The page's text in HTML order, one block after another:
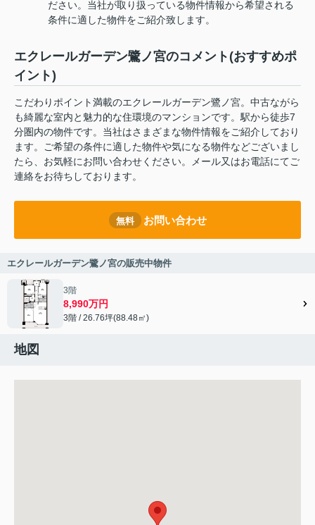
ださい。当社が取り扱っている物件情報から希望される
条件に適した物件をご紹介致します。
エクレールガーデン鷺ノ宮のコメント(おすすめポ
イント)
こだわりポイント満載のエクレールガーデン鷺ノ宮。中古ながら
も綺麗な室内と魅力的な住環境のマンションです。駅から徒歩7
分圏内の物件です。当社はさまざまな物件情報をご紹介しており
ます。ご希望の条件に適した物件や気になる物件などございまし
たら、お気軽にお問い合わせください。メール又はお電話にてご
連絡をお待ちしております。
無料 お問い合わせ
エクレールガーデン鷺ノ宮の販売中物件
3階
8,990万円
3階 / 26.76坪(88.48㎡)
地図